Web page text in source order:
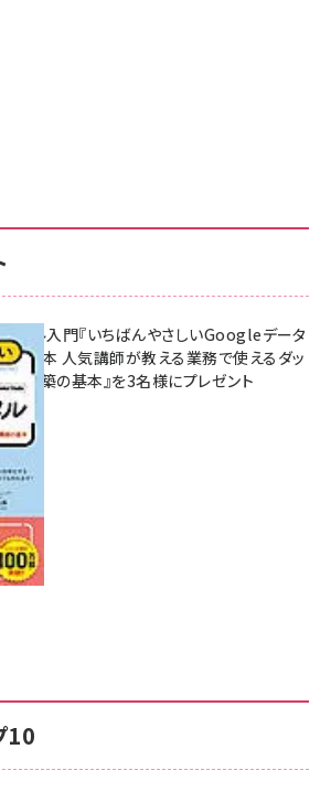
10
ール入門『いちばんやさしいGoogleデータ
の教本 人気講師が教える業務で使えるダッ
ド構築の基本』を3名様にプレゼント